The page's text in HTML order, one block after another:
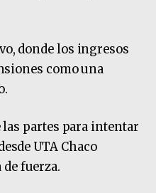
donde los ingresos
como una
las partes para intentar
UTA Chaco
fuerza.